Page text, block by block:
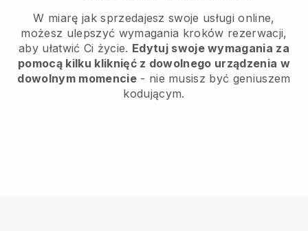
W miarę jak sprzedajesz swoje usługi online,
możesz ulepszyć wymagania kroków rezerwacji,
aby ułatwić Ci życie. Edytuj swoje wymagania za
pomocą kilku kliknięć z dowolnego urządzenia w
dowolnym momencie- nie musisz być geniuszem
kodującym.